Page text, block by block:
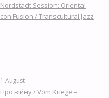
Nordstadt Session: Oriental
con Fusion / Transcultural Jazz
1 August
Про війну / Vom Kriege –